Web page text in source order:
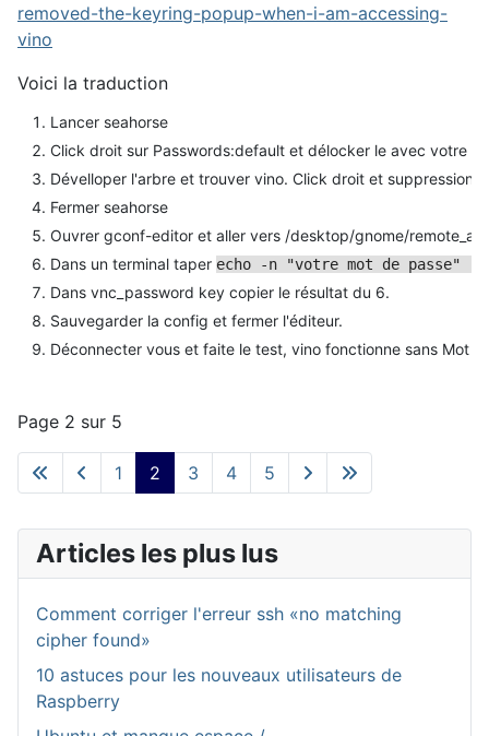
removed-the-keyring-popup-when-i-am-accessing-
vino
Voici la traduction
Lancer seahorse
Click droit sur Passwords:default et délocker le avec votre
Dévelloper l'arbre et trouver vino. Click droit et suppression.
Fermer seahorse
Ouvrer gconf-editor et aller vers /desktop/gnome/
Dans un terminal taper echo -n "votre mot de passe" |
Dans vnc_password key copier le résultat du 6.
Sauvegarder la config et fermer l'éditeur.
Déconnecter vous et faite le test, vino fonctionne sans Mot
Page 2 sur 5
1 2 3 4 5
Articles les plus lus
Comment corriger l'erreur ssh «no matching
cipher found»
10 astuces pour les nouveaux utilisateurs de
Raspberry